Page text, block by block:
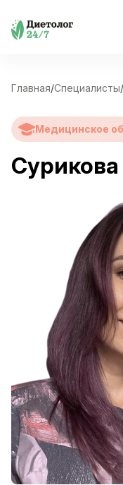
Skip
Главная/Специалисты/
Медицинское